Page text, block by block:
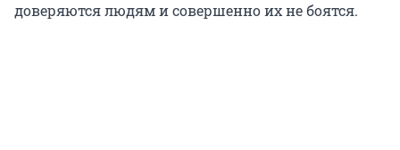
доверяются людям и совершенно их не боятся.